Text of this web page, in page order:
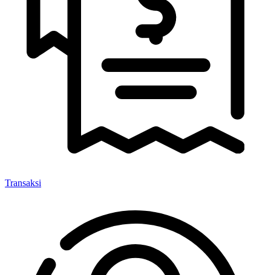
Transaksi